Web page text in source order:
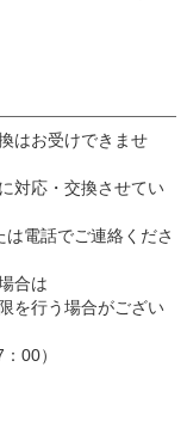
はお受けできませ
対応・交換させてい
電話でご連絡くださ
合は
を行う場合がござい
00）